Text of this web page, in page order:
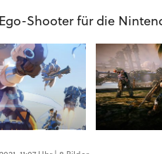
Shooter für die